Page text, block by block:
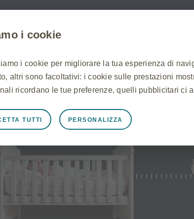
i cookie
i cookie per migliorare la tua esperienza di
altri sono facoltativi: i cookie sulle prestazioni
ricordano le tue preferenze, quelli pubblicitari ci
attivi Cookie strettamente necessari
necessari affinché il Sito funzioni correttamente,
gestire le preferenze sui cookie e tag e per
ad azioni effettuate dall'utente equivalenti ad una
o la compilazione di moduli. Puoi impostare il
funzioneranno. Questi cookie non memorizzano
PERSONALIZZA
TUTTI